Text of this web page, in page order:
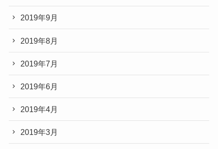
2019年9月
2019年8月
2019年7月
2019年6月
2019年4月
2019年3月